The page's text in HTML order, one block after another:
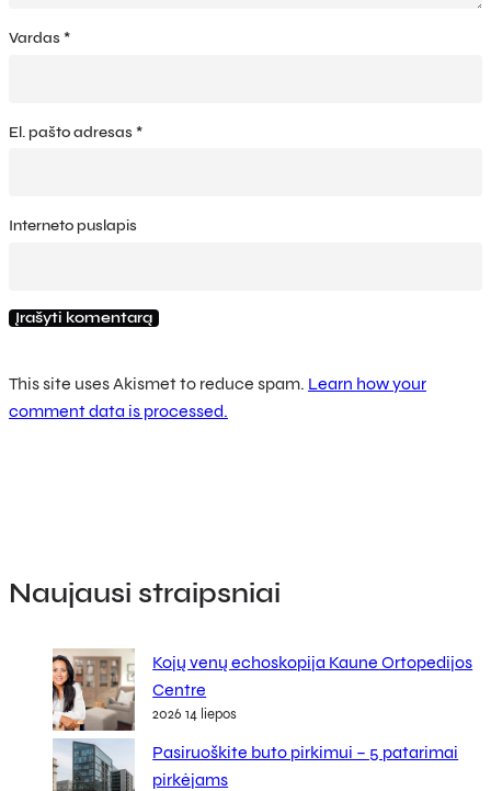
Vardas *
El. pašto adresas *
Interneto puslapis
This site uses Akismet to reduce spam. Learn how your
comment data is processed.
Naujausi straipsniai
Kojų venų echoskopija Kaune Ortopedijos
Centre
2026 14 liepos
Pasiruoškite buto pirkimui – 5 patarimai
pirkėjams